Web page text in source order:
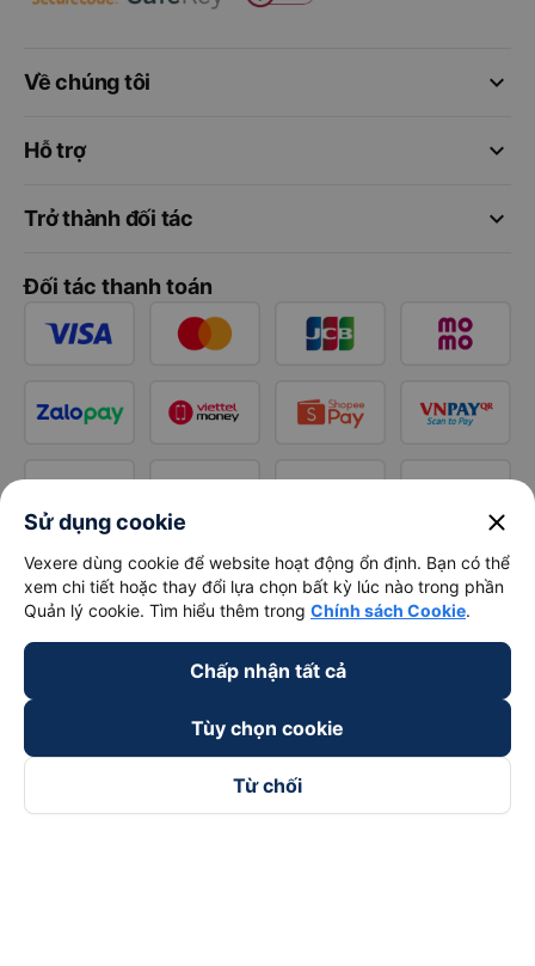
keyboard_arrow_down
Về chúng tôi
keyboard_arrow_down
Hỗ trợ
keyboard_arrow_down
Trở thành đối tác
Đối tác thanh toán
Sử dụng cookie close
Vexere dùng cookie để website hoạt động ổn định. Bạn có thể
xem chi tiết hoặc thay đổi lựa chọn bất kỳ lúc nào trong phần
Quản lý cookie. Tìm hiểu thêm trong Chính sách Cookie.
Chấp nhận tất cả
Tùy chọn cookie
Từ chối